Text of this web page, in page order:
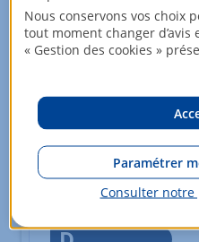
G
peu d'émissions de CO
A 5
B
Nous conservons vos choix
tout moment changer
« Gestion des cookies »
Paramétrer
Consulter